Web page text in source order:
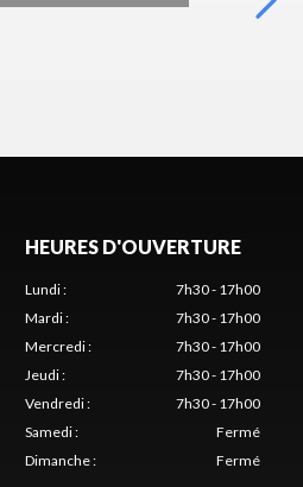
HEURES D'OUVERTURE
Lundi:
7h30 - 17h00
Mardi:
7h30 - 17h00
Mercredi:
7h30 - 17h00
Jeudi:
7h30 - 17h00
Vendredi:
7h30 - 17h00
Samedi:
Fermé
Dimanche: Fermé